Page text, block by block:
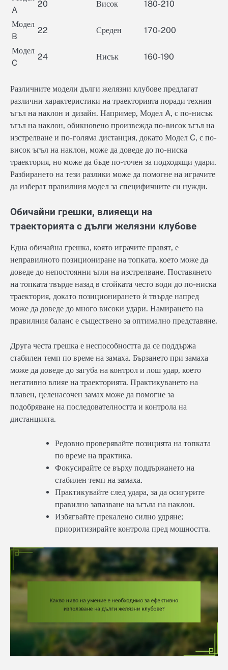
A
20 Висок 180-210
Модел
B
22 Среден 170-200
Модел
C
24 Нисък 160-190
Различните модели дълги желязни клубове предлагат
различни характеристики на траекторията поради техния
ъгъл на наклон и дизайн. Например, Модел A, с по-нисък
ъгъл на наклон, обикновено произвежда по-висок ъгъл на
изстрелване и по-голяма дистанция, докато Модел C, с по-
висок ъгъл на наклон, може да доведе до по-ниска
траектория, но може да бъде по-точен за подходящи удари.
Разбирането на тези разлики може да помогне на играчите
да изберат правилния модел за специфичните си нужди.
Обичайни грешки, влияещи на
траекторията с дълги желязни клубове
Една обичайна грешка, която играчите правят, е
неправилното позициониране на топката, което може да
доведе до непостоянни ъгли на изстрелване. Поставянето
на топката твърде назад в стойката често води до по-ниска
траектория, докато позиционирането ѝ твърде напред
може да доведе до много високи удари. Намирането на
правилния баланс е съществено за оптимално представяне.
Друга честа грешка е неспособността да се поддържа
стабилен темп по време на замаха. Бързането при замаха
може да доведе до загуба на контрол и лош удар, което
негативно влияе на траекторията. Практикуването на
плавен, целенасочен замах може да помогне за
подобряване на последователността и контрола на
дистанцията.
Редовно проверявайте позицията на топката
по време на практика.
Фокусирайте се върху поддържането на
стабилен темп на замаха.
Практикувайте след удара, за да осигурите
правилно запазване на ъгъла на наклон.
Избягвайте прекалено силно удряне;
приоритизирайте контрола пред мощността.